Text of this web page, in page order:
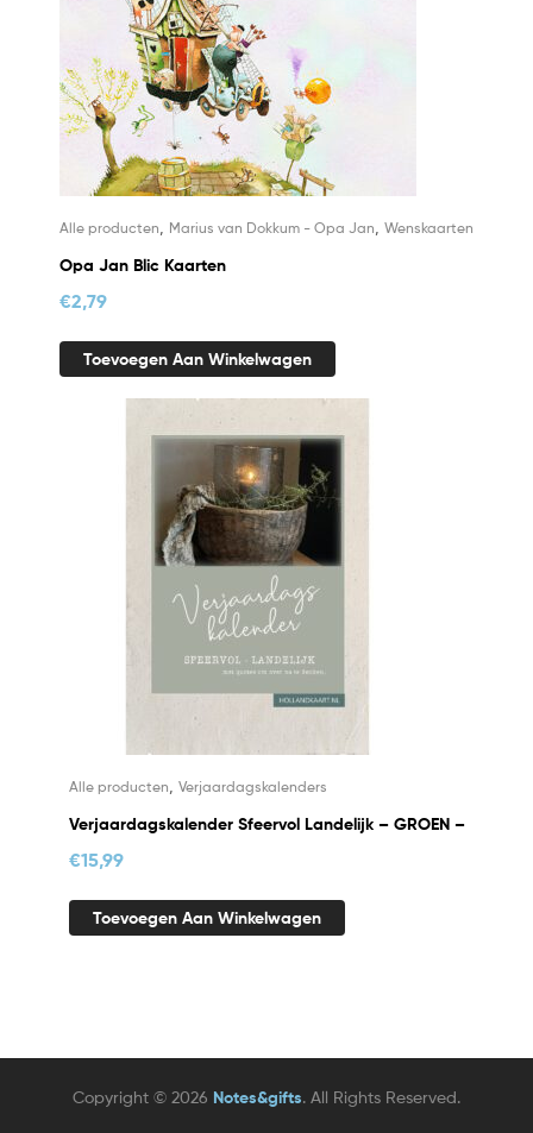
Alle producten Marius van Dokkum - Opa Jan Wenskaarten
Opa Jan Blic Kaarten
€2,79
Toevoegen Aan Winkelwagen
Alle producten Verjaardagskalenders
Verjaardagskalender Sfeervol Landelijk – GROEN –
€15,99
Toevoegen Aan Winkelwagen
Copyright © 2026 Notes&gifts. All Rights Reserved.